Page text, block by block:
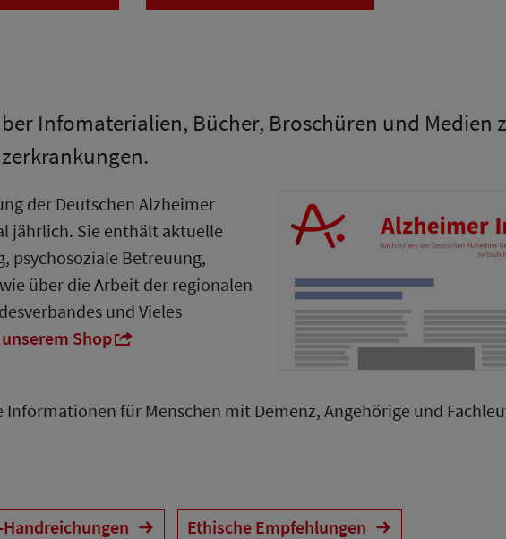
Infomaterialien, Bücher, Broschüren und Medien
der Deutschen Alzheimer
jährlich. Sie enthält aktuelle
psychosoziale Betreuung,
über die Arbeit der regionalen
und Vieles
Shop
Informationen für Menschen mit Demenz, Angehörige und
Handreichungen
Ethische Empfehlungen